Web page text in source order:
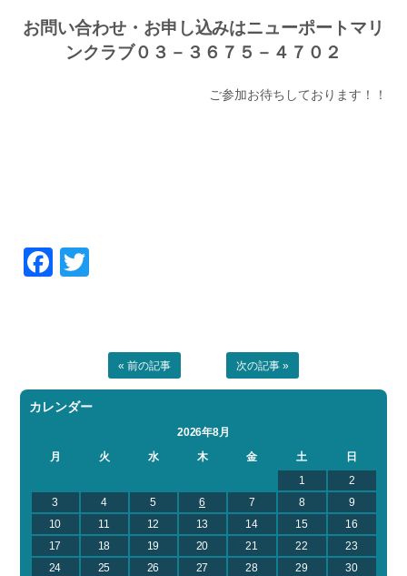
お問い合わせ・お申し込みはニューポートマリ
ンクラブ０３－３６７５－４７０２
ご参加お待ちしております！！
Facebook
« 前の記事 次の記事 »
カレンダー
2026年8月
月
火 水 木 金 土
日
1
2
3
4 5 6 7 8
9
10
11 12 13 14 15
16
17
18 19 20 21 22
23
24
25 26 27 28 29
30